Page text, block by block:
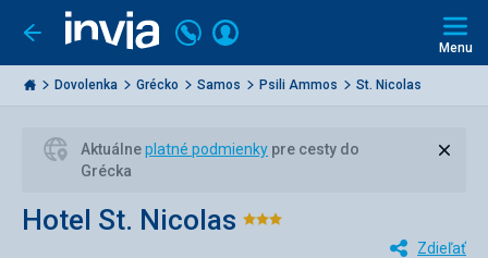
Ísť
späť
Invia.sk
Volajte
+421
2
3221
Prihlásiť
Menu
Dovolenka Grécko Samos Psili Ammos St. Nicolas
Aktuálneplatné podmienky pre cesty do
Grécka
Hotel St. Nicolas Hodnotenie:
Zdieľať